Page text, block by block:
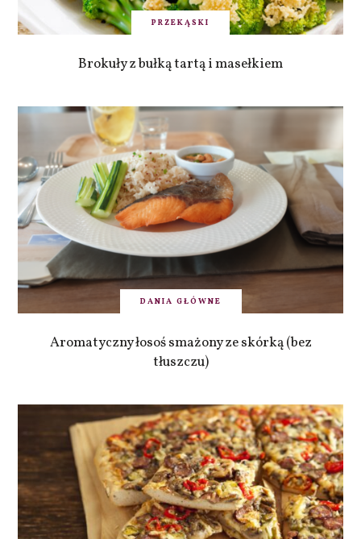
PRZEKĄSKI
Brokuły z bułką tartą i masełkiem
DANIA GŁÓWNE
Aromatyczny łosoś smażony ze skórką (bez
tłuszczu)